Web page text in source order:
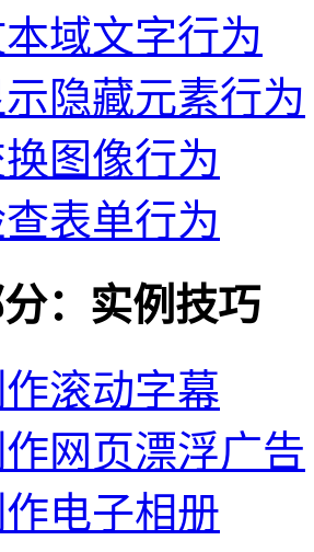
域文字行为
示隐藏元素行为
图像行为
表单行为
：实例技巧
滚动字幕
网页漂浮广告
电子相册